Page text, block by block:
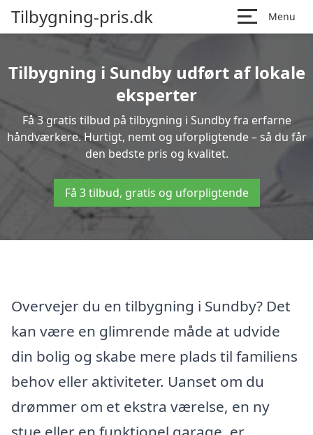
Tilbygning-pris.dk Menu
Tilbygning i Sundby udført af lokale
eksperter
Få 3 gratis tilbud på tilbygning i Sundby fra erfarne
håndværkere. Hurtigt, nemt og uforpligtende – så du får
den bedste pris og kvalitet.
Få 3 tilbud, gratis og uforpligtende
Overvejer du en tilbygning i Sundby? Det
kan være en glimrende måde at udvide
din bolig og skabe mere plads til familiens
behov eller aktiviteter. Uanset om du
drømmer om et ekstra værelse, en ny